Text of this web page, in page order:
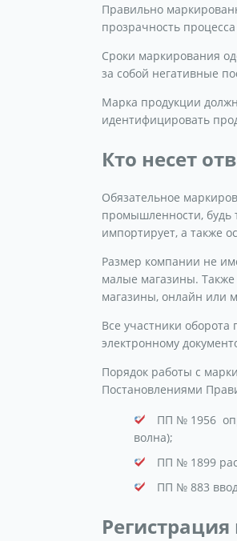
Правильно
прозрачность
Сроки маркирования
за собой негативные
Марка продукции
идентифицировать
Кто несет
Обязательное
промышленности, будь
импортирует, а также
Размер компании не
малые магазины.
магазины, онлайн или
Все участники
электронному
Порядок работы с
Постановлениями
ПП № 1956
волна);
ПП № 1899
ПП № 883
Регистрация